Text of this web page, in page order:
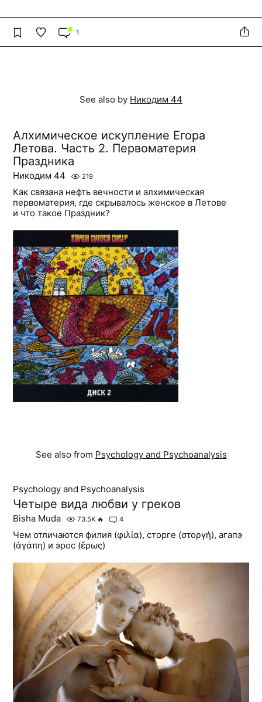
1
See also by Никодим 44
Алхимическое искупление Егора
Летова. Часть 2. Первоматерия
Праздника
Никодим 44 219
Как связана нефть вечности и алхимическая
первоматерия, где скрывалось женское в Летове
и что такое Праздник?
See also from Psychology and Psychoanalysis
Psychology and Psychoanalysis
Четыре вида любви у греков
Bisha Muda 73.5K 🔥 4
Чем отличаются филия (φιλία), сторге (στοργή), агапэ
(ἀγάπη) и эрос (ἔρως)